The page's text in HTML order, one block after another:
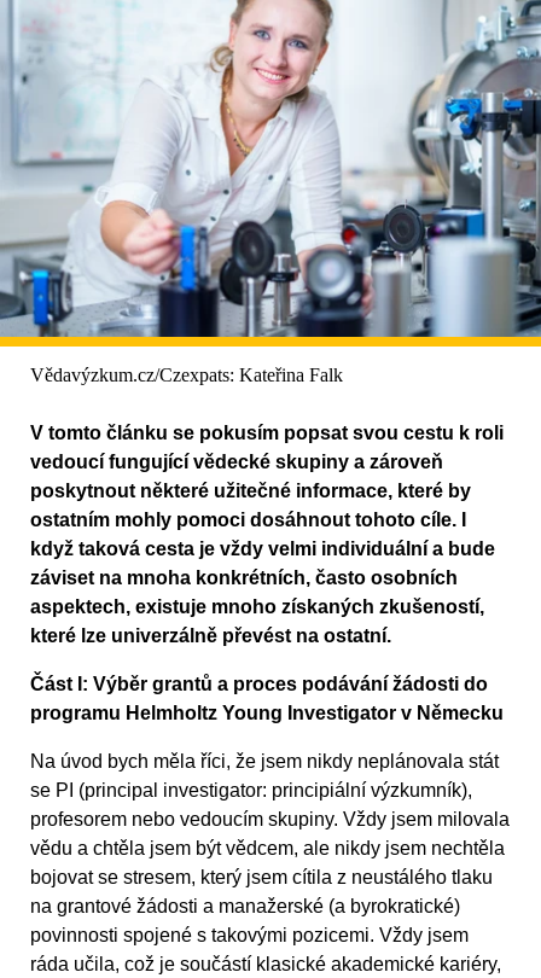
Vědavýzkum.cz/Czexpats: Kateřina Falk
V tomto článku se pokusím popsat svou cestu k roli
vedoucí fungující vědecké skupiny a zároveň
poskytnout některé užitečné informace, které by
ostatním mohly pomoci dosáhnout tohoto cíle. I
když taková cesta je vždy velmi individuální a bude
záviset na mnoha konkrétních, často osobních
aspektech, existuje mnoho získaných zkušeností,
které lze univerzálně převést na ostatní.
Část I: Výběr grantů a proces podávání žádosti do
programu Helmholtz Young Investigator v Německu
Na úvod bych měla říci, že jsem nikdy neplánovala stát
se PI (principal investigator: principiální výzkumník),
profesorem nebo vedoucím skupiny. Vždy jsem milovala
vědu a chtěla jsem být vědcem, ale nikdy jsem nechtěla
bojovat se stresem, který jsem cítila z neustálého tlaku
na grantové žádosti a manažerské (a byrokratické)
povinnosti spojené s takovými pozicemi. Vždy jsem
ráda učila, což je součástí klasické akademické kariéry,